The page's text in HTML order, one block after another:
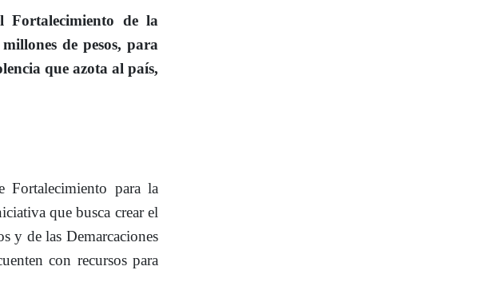
Fortalecimiento de la
de pesos, para
que azota al país,
Fortalecimiento para la
que busca crear el
y de las Demarcaciones
con recursos para